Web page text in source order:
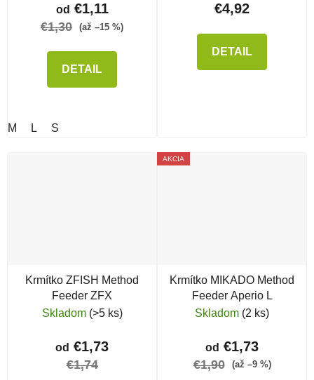
od €1,11
€1,30 (až –15 %)
DETAIL
M L S
€4,92
DETAIL
Krmítko ZFISH Method
Feeder ZFX
Skladom (>5 ks)
od €1,73
€1,74
AKCIA
Krmítko MIKADO Method
Feeder Aperio L
Skladom (2 ks)
od €1,73
€1,90 (až –9 %)